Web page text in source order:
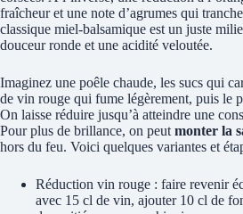
fraîcheur et une note d’agrumes qui
classique miel-balsamique est un juste
douceur ronde et une acidité veloutée.
Imaginez une poêle chaude, les sucs qui
de vin rouge qui fume légèrement, puis le
On laisse réduire jusqu’à atteindre une
Pour plus de brillance, on peut monter la
hors du feu. Voici quelques variantes et
Réduction vin rouge : faire revenir
avec 15 cl de vin, ajouter 10 cl de